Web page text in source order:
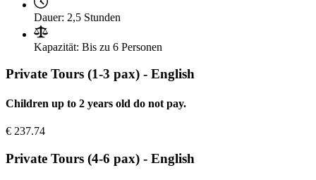
Dauer: 2,5 Stunden
Kapazität: Bis zu 6 Personen
Private Tours (1-3 pax) - English
Children up to 2 years old do not pay.
€ 237.74
Private Tours (4-6 pax) - English